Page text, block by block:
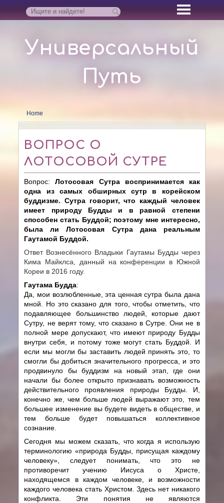
Универсальный
Путь
Home
ВОПРОС О
ЛОТОСОВОЙ СУТРЕ
Вопрос:Лотосовая Сутра воспринимается как
одна из самых обширных сутр в корейском
буддизме. Сутра говорит, что каждый человек
имеет природу Будды и в равной степени
способен стать Буддой; поэтому мне интересно,
была ли Лотосовая Сутра дана реальным
Гаутамой Буддой.
Ответ Вознесённого Владыки Гаутамы Будды через
Кима Майклса, данный на конференции в Южной
Кореи в 2016 году.
Гаутама Будда:
Да, мои возлюбленные, эта ценная сутра была дана
мной. Но это сказано для того, чтобы отметить, что
подавляющее большинство людей, которые дают
Сутру, не верят тому, что сказано в Сутре. Они не в
полной мере допускают, что имеют природу Будды
внутри себя, и потому тоже могут стать Буддой. И
если мы могли бы заставить людей принять это, то
смогли бы добиться значительного прогресса, и это
продвинуло бы буддизм на новый этап, где они
начали бы более открыто признавать возможность
действительного проявления природы Будды. И,
конечно же, чем больше людей выражают это, тем
большее изменение вы будете видеть в обществе, и
тем больше будет повышаться коллективное
сознание.
Сегодня мы можем сказать, что когда я использую
терминологию «природа Будды, присущая каждому
человеку», следует понимать, что это не
противоречит учению Иисуса о Христе,
находящемся в каждом человеке, и возможности
каждого человека стать Христом. Здесь нет никакого
конфликта. Эти понятия не являются